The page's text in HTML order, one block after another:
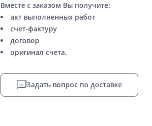
Вместе с заказом Вы получите:
акт выполненных работ
счет-фактуру
договор
оригинал счета.
Задать вопрос по доставке